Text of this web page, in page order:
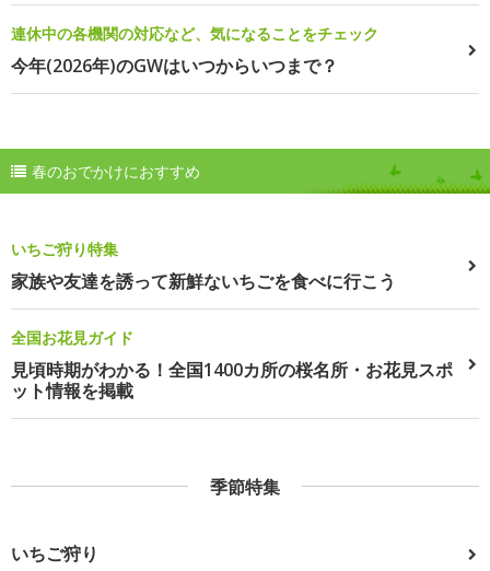
連休中の各機関の対応など、気になることをチェック
今年(2026年)のGWはいつからいつまで？
春のおでかけにおすすめ
いちご狩り特集
家族や友達を誘って新鮮ないちごを食べに行こう
全国お花見ガイド
見頃時期がわかる！全国1400カ所の桜名所・お花見スポ
ット情報を掲載
季節特集
いちご狩り